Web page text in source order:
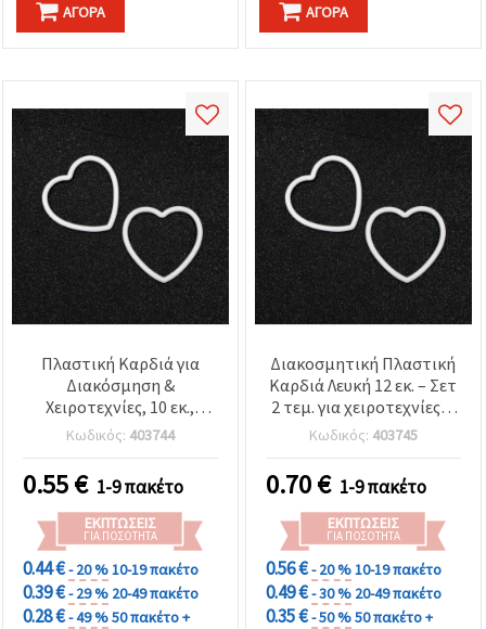
ΑΓΟΡΆ ΑΓΟΡΆ
Πλαστική Καρδιά για
Διακόσμηση &
Χειροτεχνίες, 10 εκ.,
Λευκή - 2 τεμ.
Κωδικός: 403744
0.55€ 1-9 πακέτο
ΕΚΠΤΏΣΕΙΣ
ΓΙΑ ΠΟΣΌΤΗΤΑ
0.44 €- 20 %10-19 πακέτο
0.39 €- 29 % 20-49 πακέτο
0.28 €- 49 %50 πακέτο +
Διακοσμητική Πλαστική
Καρδιά Λευκή 12 εκ. – Σετ
2 τεμ. για χειροτεχνίες &
διακόσμηση
Κωδικός: 403745
0.70€ 1-9 πακέτο
ΕΚΠΤΏΣΕΙΣ
ΓΙΑ ΠΟΣΌΤΗΤΑ
0.56 €- 20 %10-19 πακέτο
0.49 €- 30 % 20-49 πακέτο
0.35 €- 50 %50 πακέτο +